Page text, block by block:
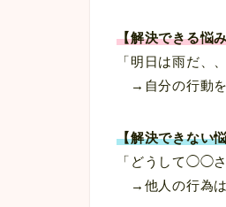
【解決できる悩
「明日は雨だ、
→自分の行動を
【解決できない
「どうして◯◯
→他人の行為は